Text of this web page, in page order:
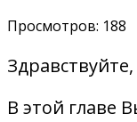
Просмотров: 188
В этой главе